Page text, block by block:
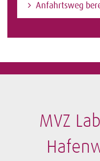
Anfahrtsweg
MVZ